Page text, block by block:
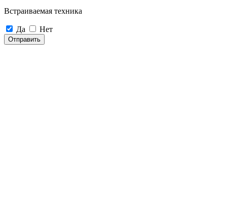
Встраиваемая техника
Да Нет
Отправить